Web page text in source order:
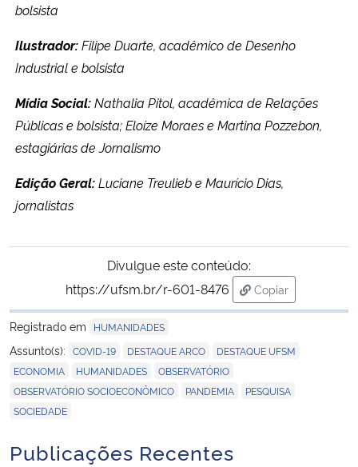
bolsista
Ilustrador:Filipe Duarte, acadêmico de Desenho
Industrial e bolsista
Mídia Social:Nathalia Pitol, acadêmica de Relações
Públicas e bolsista; Eloíze Moraes e Martina Pozzebon,
estagiárias de Jornalismo
Edição Geral:Luciane Treulieb e Maurício Dias,
jornalistas
Divulgue este conteúdo:
https://ufsm.br/r-601-8476
Copiar
para área de
Registrado em
HUMANIDADES
Assunto(s): COVID-19 DESTAQUE ARCO DESTAQUE UFSM
ECONOMIA HUMANIDADES OBSERVATÓRIO
OBSERVATÓRIO SOCIOECONÔMICO PANDEMIA PESQUISA
SOCIEDADE
Publicações Recentes